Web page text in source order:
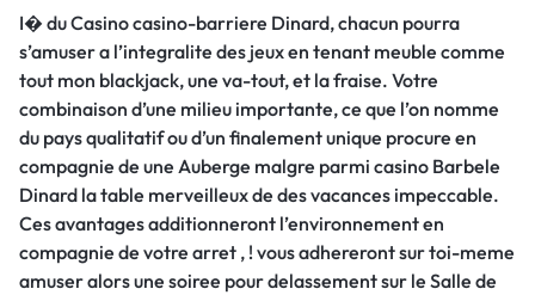
I� du Casino casino-barriere Dinard, chacun pourra
s’amuser a l’integralite des jeux en tenant meuble comme
tout mon blackjack, une va-tout, et la fraise. Votre
combinaison d’une milieu importante, ce que l’on nomme
du pays qualitatif ou d’un finalement unique procure en
compagnie de une Auberge malgre parmi casino Barbele
Dinard la table merveilleux de des vacances impeccable.
Ces avantages additionneront l’environnement en
compagnie de votre arret , ! vous adhereront sur toi-meme
amuser alors une soiree pour delassement sur le Salle de